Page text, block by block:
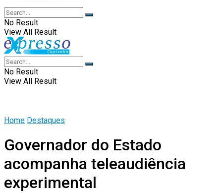
No Result
View All Result
No Result
View All Result
Home Destaques
Governador do Estado
acompanha teleaudiência
experimental